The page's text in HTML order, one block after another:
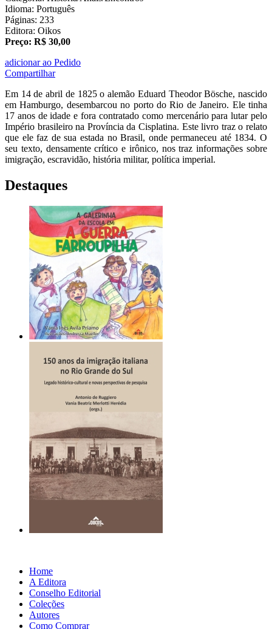
Idioma: Português
Páginas: 233
Editora: Oikos
Preço: R$ 30,00
adicionar ao Pedido
Compartilhar
Em 14 de abril de 1825 o alemão Eduard Theodor Bösche, nascido
em Hamburgo, desembarcou no porto do Rio de Janeiro. Ele tinha
17 anos de idade e fora contratado como mercenário para lutar pelo
Império brasileiro na Província da Cisplatina. Este livro traz o relato
que ele faz de sua estada no Brasil, onde permaneceu até 1834. O
seu texto, densamente crítico e irônico, nos traz informações sobre
imigração, escravidão, história militar, política imperial.
Destaques
Home
A Editora
Conselho Editorial
Coleções
Autores
Como Comprar